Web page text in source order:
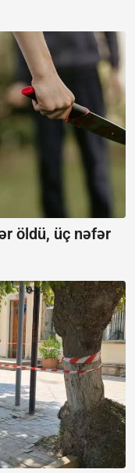
öldü, üç nəfər